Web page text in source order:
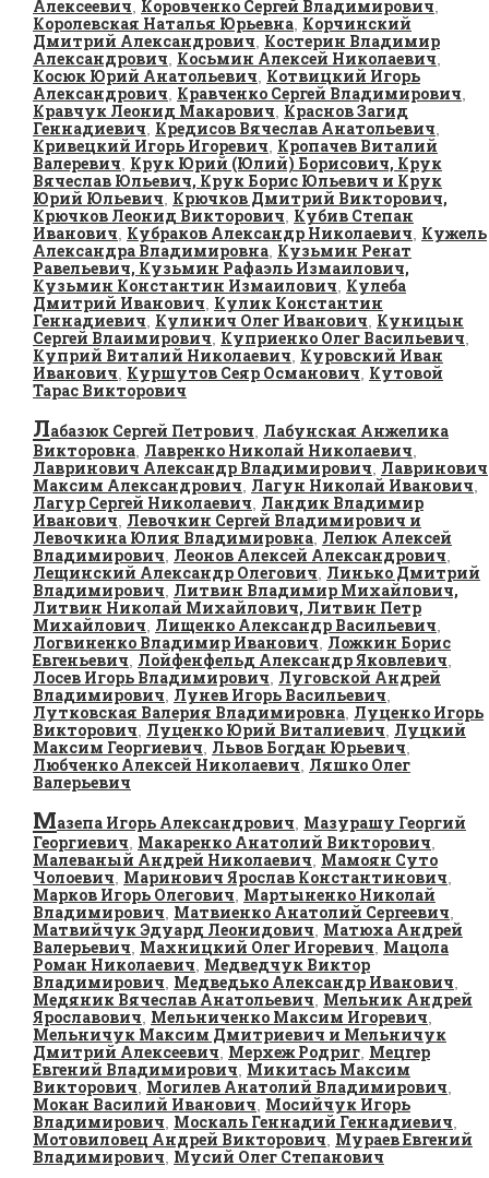
Алексеевич, Коровченко Сергей Владимирович,
Королевская Наталья Юрьевна, Корчинский
Дмитрий Александрович, Костерин Владимир
Александрович, Косьмин Алексей Николаевич,
Косюк Юрий Анатольевич, Котвицкий Игорь
Александрович, Кравченко Сергей Владимирович,
Кравчук Леонид Макарович, Краснов Загид
Геннадиевич, Кредисов Вячеслав Анатольевич,
Кривецкий Игорь Игоревич, Кропачев Виталий
Валеревич, Крук Юрий (Юлий) Борисович, Крук
Вячеслав Юльевич, Крук Борис Юльевич и Крук
Юрий Юльевич, Крючков Дмитрий Викторович,
Крючков Леонид Викторович, Кубив Степан
Иванович, Кубраков Александр Николаевич, Кужель
Александра Владимировна, Кузьмин Ренат
Равельевич, Кузьмин Рафаэль Измаилович,
Кузьмин Константин Измаилович, Кулеба
Дмитрий Иванович, Кулик Константин
Геннадиевич, Кулинич Олег Иванович, Куницын
Сергей Влаимирович, Куприенко Олег Васильевич,
Куприй Виталий Николаевич, Куровский Иван
Иванович, Куршутов Сеяр Османович, Кутовой
Тарас Викторович
Лабазюк Сергей Петрович, Лабунская Анжелика
Викторовна, Лавренко Николай Николаевич,
Лавринович Александр Владимирович, Лавринович
Максим Александрович, Лагун Николай Иванович,
Лагур Сергей Николаевич, Ландик Владимир
Иванович, Левочкин Сергей Владимирович и
Левочкина Юлия Владимировна, Лелюк Алексей
Владимирович, Леонов Алексей Александрович,
Лещинский Александр Олегович, Линько Дмитрий
Владимирович, Литвин Владимир Михайлович,
Литвин Николай Михайлович, Литвин Петр
Михайлович, Лищенко Александр Васильевич,
Логвиненко Владимир Иванович, Ложкин Борис
Евгеньевич, Лойфенфельд Александр Яковлевич,
Лосев Игорь Владимирович, Луговской Андрей
Владимирович, Лунев Игорь Васильевич,
Лутковская Валерия Владимировна, Луценко Игорь
Викторович, Луценко Юрий Виталиевич, Луцкий
Максим Георгиевич, Львов Богдан Юрьевич,
Любченко Алексей Николаевич, Ляшко Олег
Валерьевич
Мазепа Игорь Александрович, Мазурашу Георгий
Георгиевич, Макаренко Анатолий Викторович,
Малеваный Андрей Николаевич, Мамоян Суто
Чолоевич, Маринович Ярослав Константинович,
Марков Игорь Олегович, Мартыненко Николай
Владимирович, Матвиенко Анатолий Сергеевич,
Матвийчук Эдуард Леонидович, Матюха Андрей
Валерьевич, Махницкий Олег Игоревич, Мацола
Роман Николаевич, Медведчук Виктор
Владимирович, Медведько Александр Иванович,
Медяник Вячеслав Анатольевич, Мельник Андрей
Ярославович, Мельниченко Максим Игоревич,
Мельничук Максим Дмитриевич и Мельничук
Дмитрий Алексеевич, Мерхеж Родриг, Мецгер
Евгений Владимирович, Микитась Максим
Викторович, Могилев Анатолий Владимирович,
Мокан Василий Иванович, Мосийчук Игорь
Владимирович, Москаль Геннадий Геннадиевич,
Мотовиловец Андрей Викторович, Мураев Евгений
Владимирович, Мусий Олег Степанович